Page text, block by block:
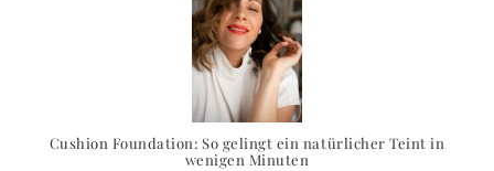
Cushion Foundation: So gelingt ein natürlicher Teint in
wenigen Minuten